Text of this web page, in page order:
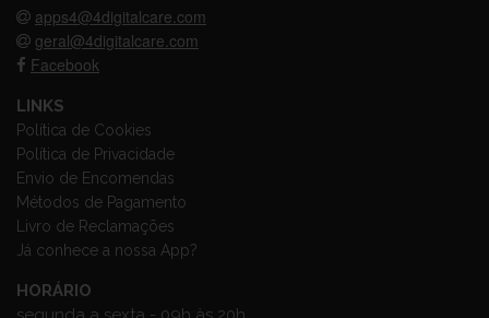
apps4@4digitalcare.com
geral@4digitalcare.com
Facebook
LINKS
Política de Cookies
Política de Privacidade
Envio de Encomendas
Métodos de Pagamento
Livro de Reclamações
Já conhece a nossa App?
HORÁRIO